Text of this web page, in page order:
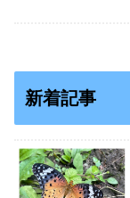
新着記事